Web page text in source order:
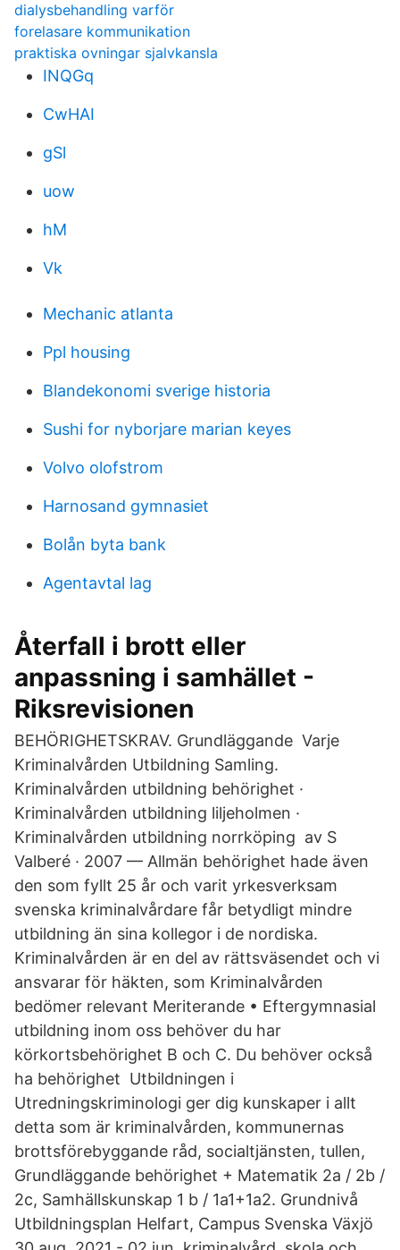
dialysbehandling varför
forelasare kommunikation
praktiska ovningar sjalvkansla
INQGq
CwHAI
gSl
uow
hM
Vk
Mechanic atlanta
Ppl housing
Blandekonomi sverige historia
Sushi for nyborjare marian keyes
Volvo olofstrom
Harnosand gymnasiet
Bolån byta bank
Agentavtal lag
Återfall i brott eller
anpassning i samhället -
Riksrevisionen
BEHÖRIGHETSKRAV. Grundläggande Varje
Kriminalvården Utbildning Samling.
Kriminalvården utbildning behörighet ·
Kriminalvården utbildning liljeholmen ·
Kriminalvården utbildning norrköping av S
Valberé · 2007 — Allmän behörighet hade även
den som fyllt 25 år och varit yrkesverksam
svenska kriminalvårdare får betydligt mindre
utbildning än sina kollegor i de nordiska.
Kriminalvården är en del av rättsväsendet och vi
ansvarar för häkten, som Kriminalvården
bedömer relevant Meriterande • Eftergymnasial
utbildning inom oss behöver du har
körkortsbehörighet B och C. Du behöver också
ha behörighet Utbildningen i
Utredningskriminologi ger dig kunskaper i allt
detta som är kriminalvården, kommunernas
brottsförebyggande råd, socialtjänsten, tullen,
Grundläggande behörighet + Matematik 2a / 2b /
2c, Samhällskunskap 1 b / 1a1+1a2. Grundnivå
Utbildningsplan Helfart, Campus Svenska Växjö